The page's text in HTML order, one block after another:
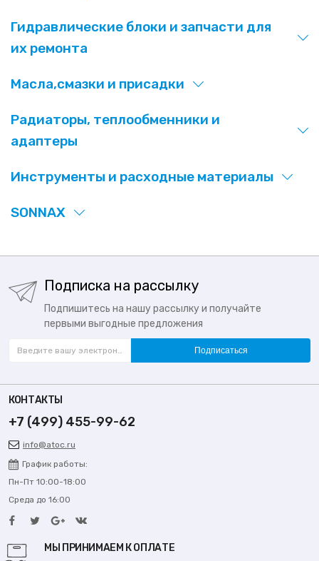
Гидравлические блоки и запчасти для
их ремонта
Масла,смазки и присадки
Радиаторы, теплообменники и
адаптеры
Инструменты и расходные материалы
SONNAX
Подписка на рассылку
Подпишитесь на нашу рассылку и получайте
первыми выгодные предложения
Подписаться
КОНТАКТЫ
+7 (499) 455-99-62
info@atoc.ru
График работы:
Пн-Пт 10:00-18:00
Среда до 16:00
МЫ ПРИНИМАЕМ К ОПЛАТЕ